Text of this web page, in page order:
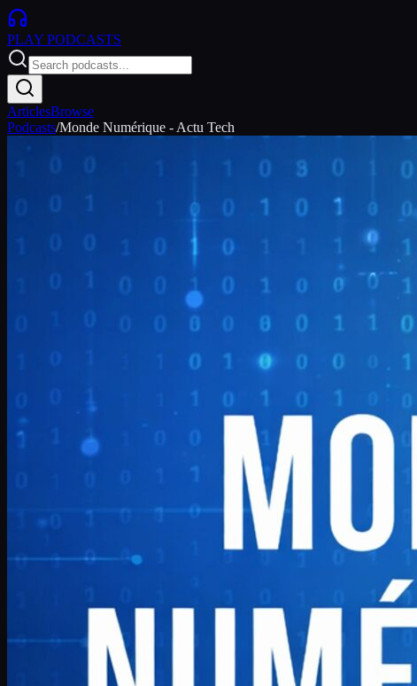
PLAY PODCASTS
ArticlesBrowse
Podcasts/Monde Numérique - Actu Tech